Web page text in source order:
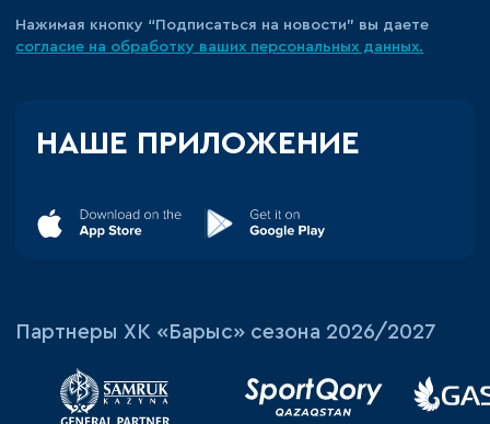
Нажимая кнопку “Подписаться на новости” вы даете
согласие на обработку ваших персональных данных.
НАШЕ ПРИЛОЖЕНИЕ
Партнеры ХК «Барыс» сезона 2026/2027